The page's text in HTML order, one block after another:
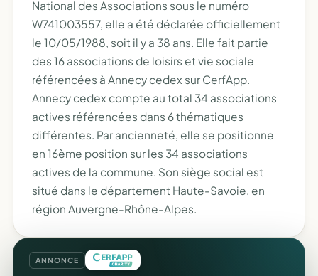
National des Associations sous le numéro
W741003557, elle a été déclarée officiellement
le 10/05/1988, soit il y a 38 ans. Elle fait partie
des 16 associations de loisirs et vie sociale
référencées à Annecy cedex sur CerfApp.
Annecy cedex compte au total 34 associations
actives référencées dans 6 thématiques
différentes. Par ancienneté, elle se positionne
en 16ème position sur les 34 associations
actives de la commune. Son siège social est
situé dans le département Haute-Savoie, en
région Auvergne-Rhône-Alpes.
ANNONCE